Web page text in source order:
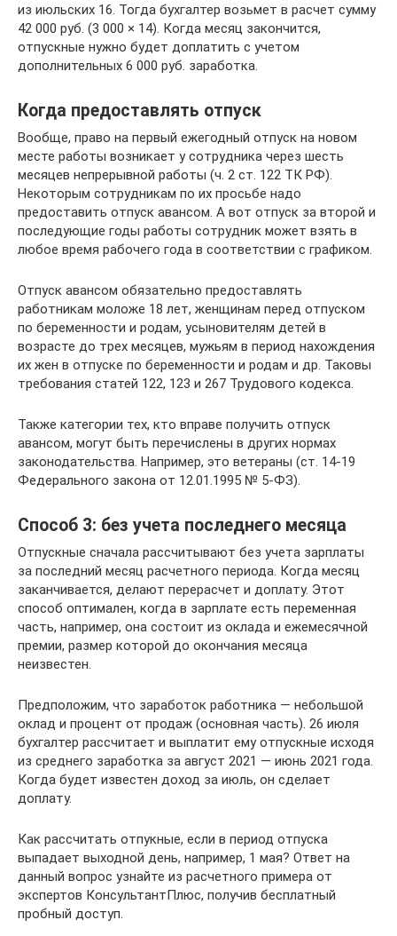
из июльских 16. Тогда бухгалтер возьмет в расчет сумму
42 000 руб. (3 000 × 14). Когда месяц закончится,
отпускные нужно будет доплатить с учетом
дополнительных 6 000 руб. заработка.
Когда предоставлять отпуск
Вообще, право на первый ежегодный отпуск на новом
месте работы возникает у сотрудника через шесть
месяцев непрерывной работы (ч. 2 ст. 122 ТК РФ).
Некоторым сотрудникам по их просьбе надо
предоставить отпуск авансом. А вот отпуск за второй и
последующие годы работы сотрудник может взять в
любое время рабочего года в соответствии с графиком.
Отпуск авансом обязательно предоставлять
работникам моложе 18 лет, женщинам перед отпуском
по беременности и родам, усыновителям детей в
возрасте до трех месяцев, мужьям в период нахождения
их жен в отпуске по беременности и родам и др. Таковы
требования статей 122, 123 и 267 Трудового кодекса.
Также категории тех, кто вправе получить отпуск
авансом, могут быть перечислены в других нормах
законодательства. Например, это ветераны (ст. 14-19
Федерального закона от 12.01.1995 № 5-ФЗ).
Способ 3: без учета последнего месяца
Отпускные сначала рассчитывают без учета зарплаты
за последний месяц расчетного периода. Когда месяц
заканчивается, делают перерасчет и доплату. Этот
способ оптимален, когда в зарплате есть переменная
часть, например, она состоит из оклада и ежемесячной
премии, размер которой до окончания месяца
неизвестен.
Предположим, что заработок работника — небольшой
оклад и процент от продаж (основная часть). 26 июля
бухгалтер рассчитает и выплатит ему отпускные исходя
из среднего заработка за август 2021 — июнь 2021 года.
Когда будет известен доход за июль, он сделает
доплату.
Как рассчитать отпукные, если в период отпуска
выпадает выходной день, например, 1 мая? Ответ на
данный вопрос узнайте из расчетного примера от
экспертов КонсультантПлюс, получив бесплатный
пробный доступ.